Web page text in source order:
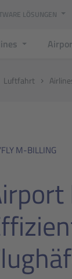
LÖSUNGEN
Luftfahrt
M-BILLING